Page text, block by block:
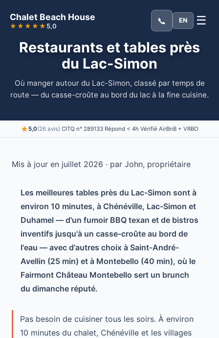
Chalet Beach House
★★★★★ 5,0 📞 EN ☰
Restaurants et tables près
du Lac-Simon
Où manger autour du Lac-Simon, classé par temps de
route — du casse-croûte au bord du lac à la fine cuisine.
★ 5,0(26 avis) CITQ n° 289133 Répond < 4h Vérifié AirBnB + VRBO
Mis à jour en juillet 2026 · par John, propriétaire
Les meilleures tables près du Lac-Simon sont à
environ 10 minutes, à Chénéville, Lac-Simon et
Duhamel — d'un fumoir BBQ texan et de bistros
inventifs jusqu'à un casse-croûte au bord de
l'eau — avec d'autres choix à Saint-André-
Avellin (25 min) et à Montebello (40 min), où le
Fairmont Château Montebello sert un brunch
du dimanche réputé.
Pas besoin de cuisiner tous les soirs. À environ
10 minutes du chalet, Chénéville et les villages